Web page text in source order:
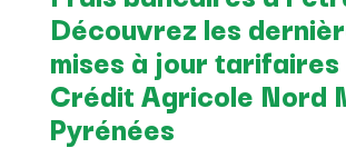
Découvrez les
mises à jour tarifaires
Crédit Agricole Nord
Pyrénées